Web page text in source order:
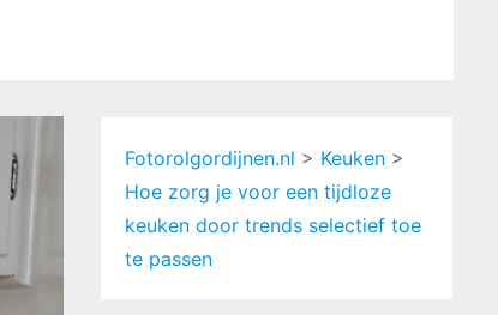
Fotorolgordijnen.nl > Keuken >
Hoe zorg je voor een tijdloze
keuken door trends selectief toe
te passen